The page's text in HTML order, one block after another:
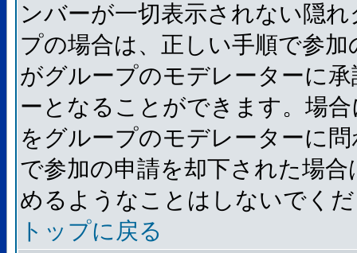
ンバーが一切表示されない隠
プの場合は、正しい手順で参
がグループのモデレーターに
ーとなることができます。場
をグループのモデレーターに
で参加の申請を却下された場
めるようなことはしないでく
トップに戻る